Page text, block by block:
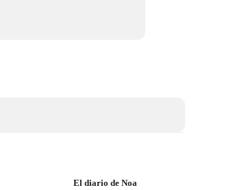
El diario de Noa